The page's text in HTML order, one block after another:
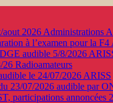
2026 Administrations
à l’examen pour la F4
audible 5/8/2026
26 Radioamateurs
le 24/07/2026 ARISS
23/07/2026 audible par
participations annoncées